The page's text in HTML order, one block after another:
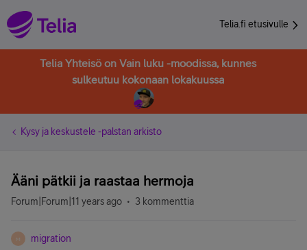
Telia.fi etusivulle
Telia Yhteisö on Vain luku -moodissa, kunnes
sulkeutuu kokonaan lokakuussa
Kysy ja keskustele -palstan arkisto
Ääni pätkii ja raastaa hermoja
Forum|Forum|11 years ago 3 kommenttia
M migration